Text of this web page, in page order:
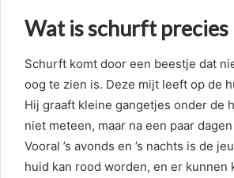
Wat is schurft precies
Schurft komt door een beestje dat
oog te zien is. Deze mijt leeft op de
Hij graaft kleine gangetjes onder de
niet meteen, maar na een paar
Vooral ’s avonds en ’s nachts is de
huid kan rood worden, en er kunnen